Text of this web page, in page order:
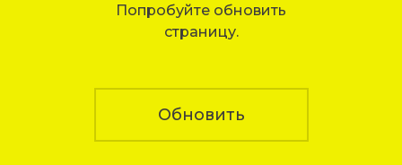
Попробуйте обновить
страницу.
Обновить